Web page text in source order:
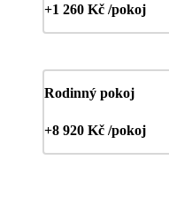
+1 260 Kč /pokoj
Rodinný pokoj
+8 920 Kč /pokoj